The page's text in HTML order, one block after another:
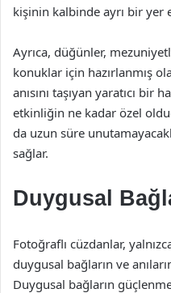
kişinin kalbinde ayrı bir yer
Ayrıca, düğünler,
konuklar için hazırlanmış
anısını taşıyan yaratıcı
etkinliğin ne kadar özel
da uzun süre
sağlar.
Duygusal
Fotoğraflı cüzdanlar,
duygusal bağların ve
Duygusal bağların